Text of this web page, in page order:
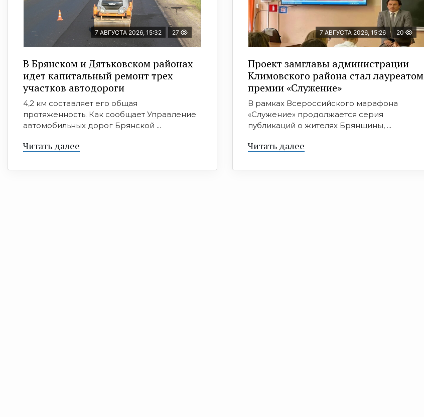
7 АВГУСТА 2026, 15:32 27
В Брянском и Дятьковском районах
идет капитальный ремонт трех
участков автодороги
4,2 км составляет его общая
протяженность. Как сообщает Управление
автомобильных дорог Брянской ...
Читать далее
7 АВГУСТА 2026, 15:26 20
Проект замглавы администрации
Климовского района стал лауреатом
премии «Служение»
В рамках Всероссийского марафона
«Служение» продолжается серия
публикаций о жителях Брянщины, ...
Читать далее